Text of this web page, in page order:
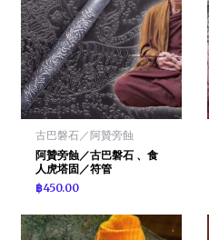
古巴磐石／阿贊旁蝕
阿贊旁蝕／古巴磐石 、食
人虎塔固／符管
฿450.00